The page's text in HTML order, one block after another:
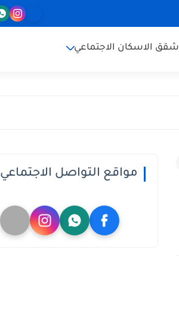
شقق الاسكان الاجتماعي
مواقع التواصل الاجتماعي